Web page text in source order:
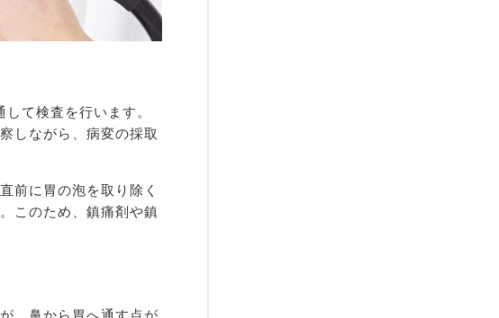
て検査を行います。
しながら、病変の採取
前に胃の泡を取り除く
このため、鎮痛剤や鎮